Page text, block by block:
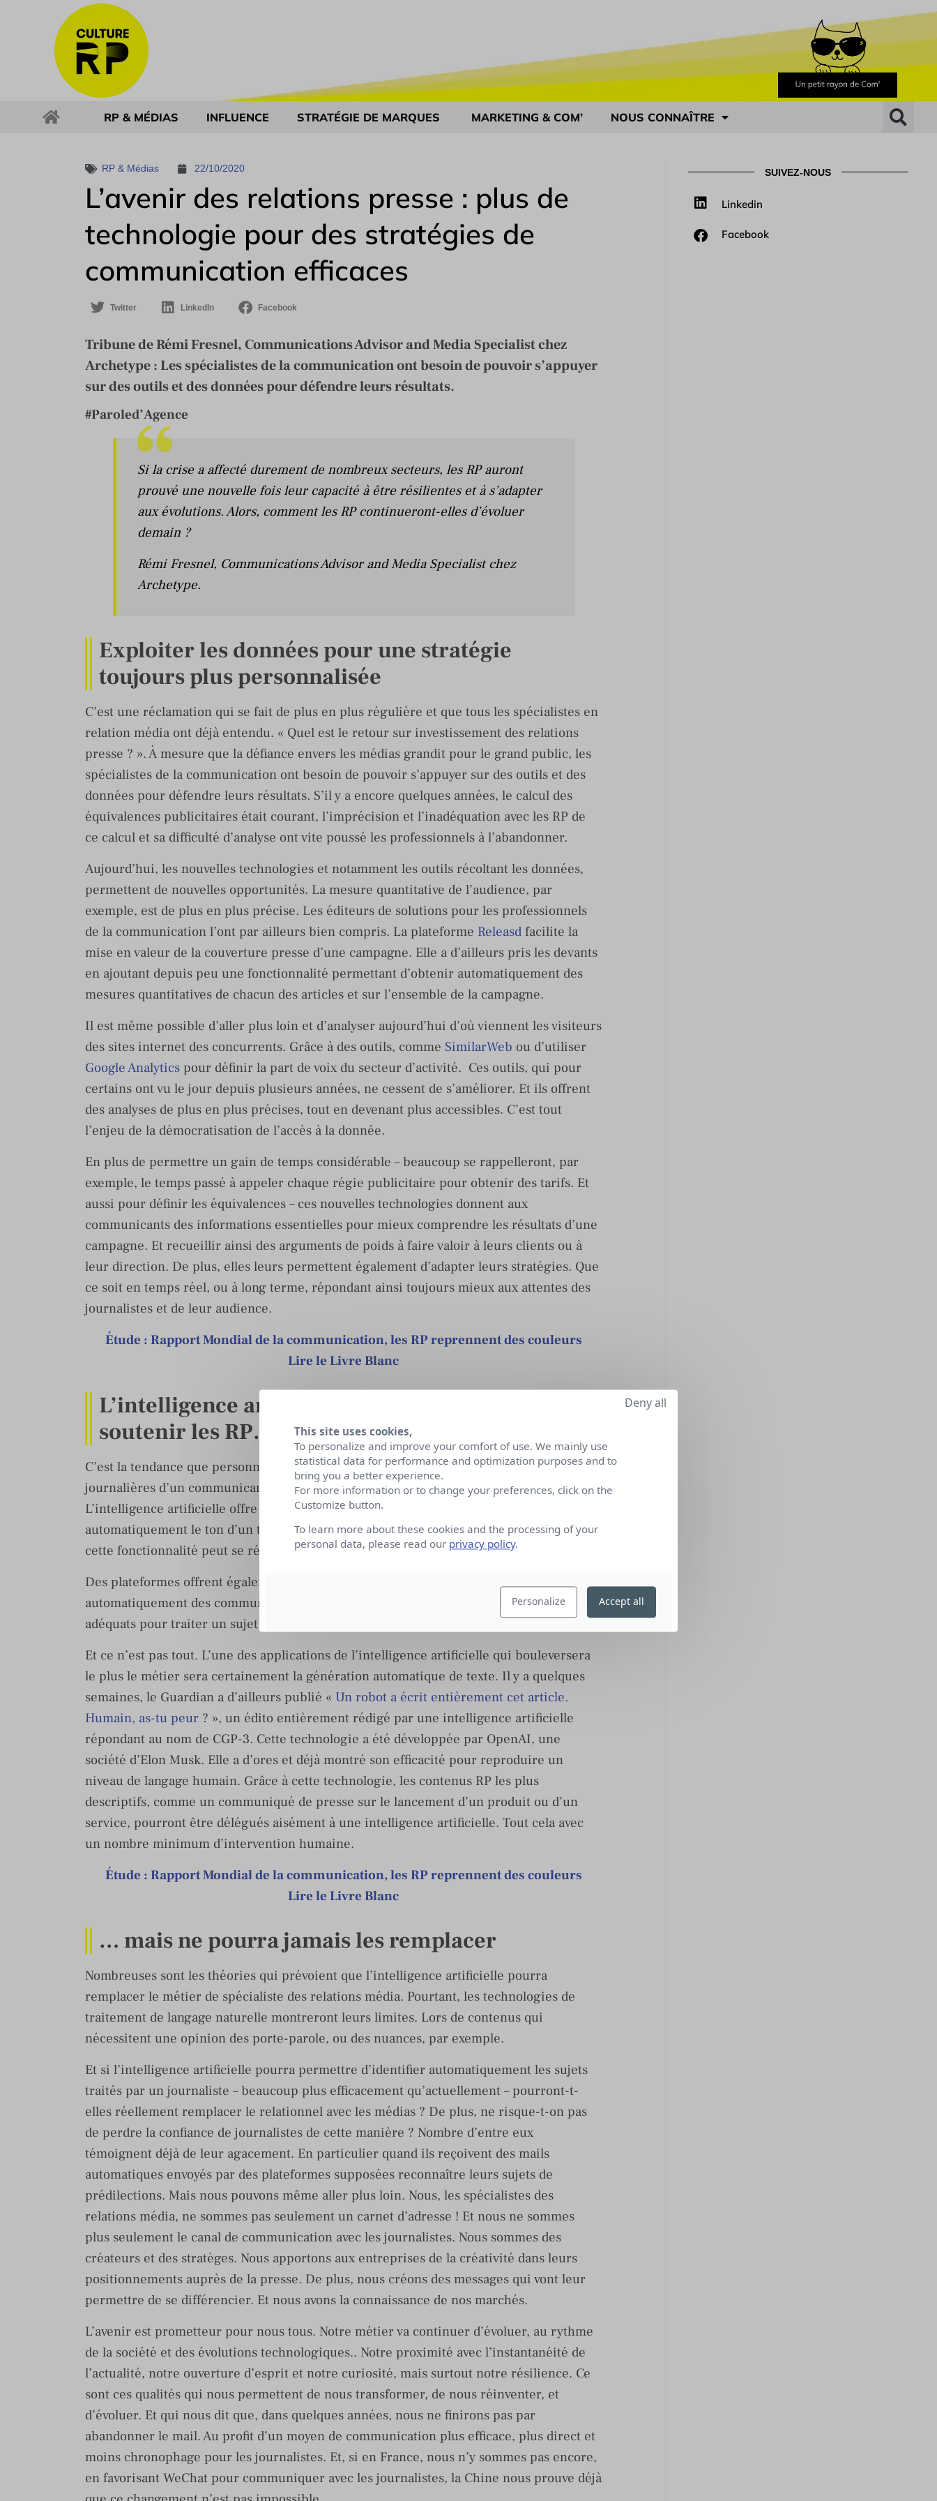
RP & MÉDIAS INFLUENCE STRATÉGIE DE MARQUES MARKETING & COM’ NOUS CONNAÎTRE
RP & Médias 22/10/2020
L’avenir des relations presse : plus de
technologie pour des stratégies de
communication efficaces
Twitter LinkedIn Facebook
Tribune de Rémi Fresnel, Communications Advisor and Media Specialist chez
Archetype : Les spécialistes de la communication ont besoin de pouvoir s’appuyer
sur des outils et des données pour défendre leurs résultats.
#Paroled’Agence
Si la crise a affecté durement de nombreux secteurs, les RP auront
prouvé une nouvelle fois leur capacité à être résilientes et à s’adapter
aux évolutions. Alors, comment les RP continueront-elles d’évoluer
demain ?
Rémi Fresnel, Communications Advisor and Media Specialist chez
Archetype.
Exploiter les données pour une stratégie
toujours plus personnalisée
C’est une réclamation qui se fait de plus en plus régulière et que tous les spécialistes en
relation média ont déjà entendu. « Quel est le retour sur investissement des relations
presse ? ». À mesure que la défiance envers les médias grandit pour le grand public, les
spécialistes de la communication ont besoin de pouvoir s’appuyer sur des outils et des
données pour défendre leurs résultats. S’il y a encore quelques années, le calcul des
équivalences publicitaires était courant, l’imprécision et l’inadéquation avec les RP de
ce calcul et sa difficulté d’analyse ont vite poussé les professionnels à l’abandonner.
Aujourd’hui, les nouvelles technologies et notamment les outils récoltant les données,
permettent de nouvelles opportunités. La mesure quantitative de l’audience, par
exemple, est de plus en plus précise. Les éditeurs de solutions pour les professionnels
de la communication l’ont par ailleurs bien compris. La plateforme Releasd facilite la
mise en valeur de la couverture presse d’une campagne. Elle a d’ailleurs pris les devants
en ajoutant depuis peu une fonctionnalité permettant d’obtenir automatiquement des
mesures quantitatives de chacun des articles et sur l’ensemble de la campagne.
Il est même possible d’aller plus loin et d’analyser aujourd’hui d’où viennent les visiteurs
des sites internet des concurrents. Grâce à des outils, comme SimilarWeb ou d’utiliser
Google Analytics pour définir la part de voix du secteur d’activité. Ces outils, qui pour
certains ont vu le jour depuis plusieurs années, ne cessent de s’améliorer. Et ils offrent
des analyses de plus en plus précises, tout en devenant plus accessibles. C’est tout
l’enjeu de la démocratisation de l’accès à la donnée.
En plus de permettre un gain de temps considérable – beaucoup se rappelleront, par
exemple, le temps passé à appeler chaque régie publicitaire pour obtenir des tarifs. Et
aussi pour définir les équivalences – ces nouvelles technologies donnent aux
communicants des informations essentielles pour mieux comprendre les résultats d’une
campagne. Et recueillir ainsi des arguments de poids à faire valoir à leurs clients ou à
leur direction. De plus, elles leurs permettent également d’adapter leurs stratégies. Que
ce soit en temps réel, ou à long terme, répondant ainsi toujours mieux aux attentes des
journalistes et de leur audience.
Étude : Rapport Mondial de la communication, les RP reprennent des couleurs
Lire le Livre Blanc
L’intelligence artificielle va continuer de
soutenir les RP…
C’est la tendance que personne ne peut ignorer. Celle qui modifie déjà nombre de tâches
journalières d’un communicant, et continuera à venir bouleverser les relations presse.
L’intelligence artificielle offre par exemple dès à présent la possibilité d’analyser
automatiquement le ton d’un texte. Et même d’en offrir un résumé ! À grande échelle,
cette fonctionnalité peut se révéler être un gain de temps considérable.
Des plateformes offrent également d’ores et déjà la possibilité de diffuser
automatiquement des communiqués aux journalistes considérés comme étant les plus
adéquats pour traiter un sujet spécifique.
Et ce n’est pas tout. L’une des applications de l’intelligence artificielle qui bouleversera
le plus le métier sera certainement la génération automatique de texte. Il y a quelques
semaines, le Guardian a d’ailleurs publié « Un robot a écrit entièrement cet article.
Humain, as-tu peur ? », un édito entièrement rédigé par une intelligence artificielle
répondant au nom de CGP-3. Cette technologie a été développée par OpenAI, une
société d’Elon Musk. Elle a d’ores et déjà montré son efficacité pour reproduire un
niveau de langage humain. Grâce à cette technologie, les contenus RP les plus
descriptifs, comme un communiqué de presse sur le lancement d’un produit ou d’un
service, pourront être délégués aisément à une intelligence artificielle. Tout cela avec
un nombre minimum d’intervention humaine.
Étude : Rapport Mondial de la communication, les RP reprennent des couleurs
Lire le Livre Blanc
… mais ne pourra jamais les remplacer
Nombreuses sont les théories qui prévoient que l’intelligence artificielle pourra
remplacer le métier de spécialiste des relations média. Pourtant, les technologies de
traitement de langage naturelle montreront leurs limites. Lors de contenus qui
nécessitent une opinion des porte-parole, ou des nuances, par exemple.
Et si l’intelligence artificielle pourra permettre d’identifier automatiquement les sujets
traités par un journaliste – beaucoup plus efficacement qu’actuellement – pourront-t-
elles réellement remplacer le relationnel avec les médias ? De plus, ne risque-t-on pas
de perdre la confiance de journalistes de cette manière ? Nombre d’entre eux
témoignent déjà de leur agacement. En particulier quand ils reçoivent des mails
automatiques envoyés par des plateformes supposées reconnaître leurs sujets de
prédilections. Mais nous pouvons même aller plus loin. Nous, les spécialistes des
relations média, ne sommes pas seulement un carnet d’adresse ! Et nous ne sommes
plus seulement le canal de communication avec les journalistes. Nous sommes des
créateurs et des stratèges. Nous apportons aux entreprises de la créativité dans leurs
positionnements auprès de la presse. De plus, nous créons des messages qui vont leur
permettre de se différencier. Et nous avons la connaissance de nos marchés.
L’avenir est prometteur pour nous tous. Notre métier va continuer d’évoluer, au rythme
de la société et des évolutions technologiques.. Notre proximité avec l’instantanéité de
l’actualité, notre ouverture d’esprit et notre curiosité, mais surtout notre résilience. Ce
sont ces qualités qui nous permettent de nous transformer, de nous réinventer, et
d’évoluer. Et qui nous dit que, dans quelques années, nous ne finirons pas par
abandonner le mail. Au profit d’un moyen de communication plus efficace, plus direct et
moins chronophage pour les journalistes. Et, si en France, nous n’y sommes pas encore,
en favorisant WeChat pour communiquer avec les journalistes, la Chine nous prouve déjà
SUIVEZ-NOUS
Linkedin
Facebook
This site uses cookies,
To personalize and improve your comfort of use. We mainly use
statistical data for performance and optimization purposes and to
bring you a better experience.
For more information or to change your preferences, click on the
Customize button.
To learn more about these cookies and the processing of your
personal data, please read our privacy policy.
Personalize
Deny all
Accept all